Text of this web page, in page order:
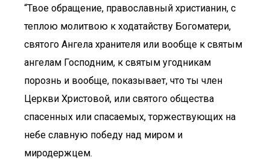
“Твое обращение, православный христианин, с
теплою молитвою к ходатайству Богоматери,
святого Ангела хранителя или вообще к святым
ангелам Господним, к святым угодникам
порознь и вообще, показывает, что ты член
Церкви Христовой, или святого общества
спасенных или спасаемых, торжествующих на
небе славную победу над миром и
миродержцем.